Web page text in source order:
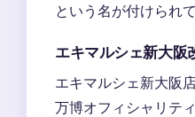
という名が付けられ
エキマルシェ新大阪
エキマルシェ新大阪
万博オフィシャリテ